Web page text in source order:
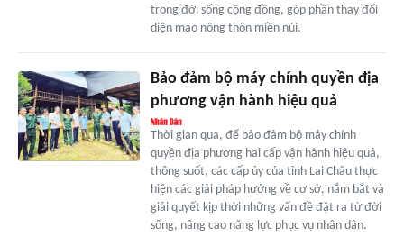
trong đời sống cộng đồng, góp phần thay đổi
diện mạo nông thôn miền núi.
Bảo đảm bộ máy chính quyền địa
phương vận hành hiệu quả
Thời gian qua, để bảo đảm bộ máy chính
quyền địa phương hai cấp vận hành hiệu quả,
thông suốt, các cấp ủy của tỉnh Lai Châu thực
hiện các giải pháp hướng về cơ sở, nắm bắt và
giải quyết kịp thời những vấn đề đặt ra từ đời
sống, nâng cao năng lực phục vụ nhân dân.